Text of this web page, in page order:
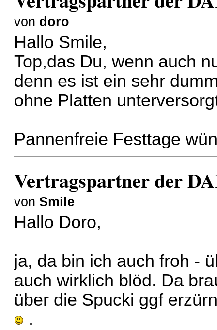
von doro
Hallo Smile,
Top,das Du, wenn auch
denn es ist ein sehr
ohne Platten
Pannenfreie Festtage
Vertragspartner der
von Smile
Hallo Doro,
ja, da bin ich auch froh -
auch wirklich blöd. Da
über die Spucki ggf
.